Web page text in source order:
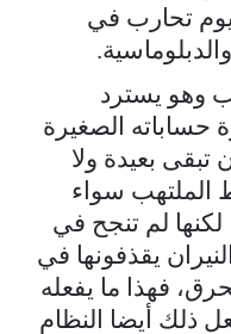
تحارب في
وهو يسترد
حساباته الصغيرة
بعيدة ولا
الملتهب سواء
لم تنجح في
يقذفونها في
فهذا ما يفعله
ذلك أيضا النظام